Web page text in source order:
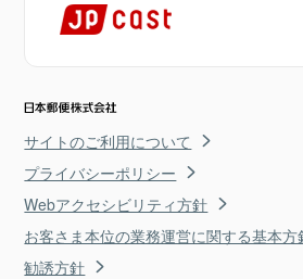
サイトのご利用について
プライバシーポリシー
Webアクセシビリティ方針
お客さま本位の業務運営に関する基本方
勧誘方針